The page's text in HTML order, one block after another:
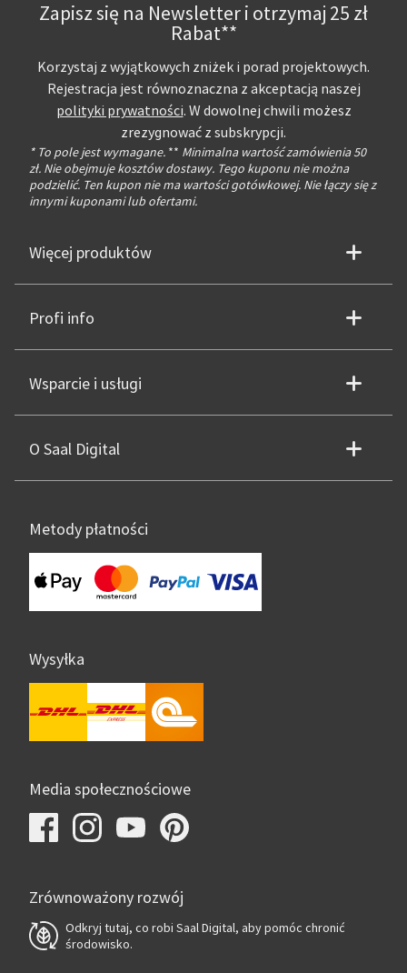
Zapisz się na Newsletter i otrzymaj 25 zł
Rabat**
Korzystaj z wyjątkowych zniżek i porad projektowych.
Rejestracja jest równoznaczna z akceptacją naszej
polityki prywatności. W dowolnej chwili możesz
zrezygnować z subskrypcji.
* To pole jest wymagane. ** Minimalna wartość zamówienia 50
zł. Nie obejmuje kosztów dostawy. Tego kuponu nie można
podzielić. Ten kupon nie ma wartości gotówkowej. Nie łączy się z
innymi kuponami lub ofertami.
Więcej produktów
Profi info
Wsparcie i usługi
O Saal Digital
Metody płatności
Wysyłka
Media społecznościowe
Zrównoważony rozwój
Odkryj tutaj, co robi Saal Digital, aby pomóc chronić
środowisko.